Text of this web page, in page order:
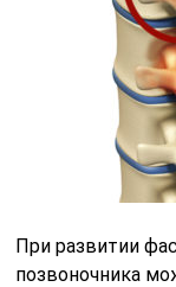
При развитии
позвоночника